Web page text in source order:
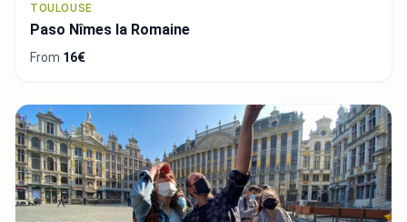
TOULOUSE
Paso Nîmes la Romaine
From 16€